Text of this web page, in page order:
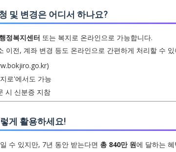
및 변경은 어디서 하나요?
정복지센터 또는 복지로 온라인으로 가능합니다.
이전, 계좌 변경 등도 온라인으로 간편하게 처리할 수 있
로'에서도 가능
시 신분증 지참
게 활용하세요!
수 있지만, 7년 동안 받는다면 총 840만 원에 달하는